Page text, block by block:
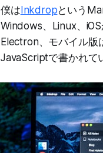
僕は Inkdropという
Windows、Linux、
Electron、モバイル版
JavaScriptで書かれて